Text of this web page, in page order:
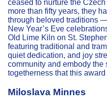
ceased to nurture the
more than fifty years, they
through beloved traditions
New Year’s Eve
Old Lime Kiln on St.
featuring traditional and
quiet dedication, and joy
community and embody the
togetherness that this
Miloslava Minnes